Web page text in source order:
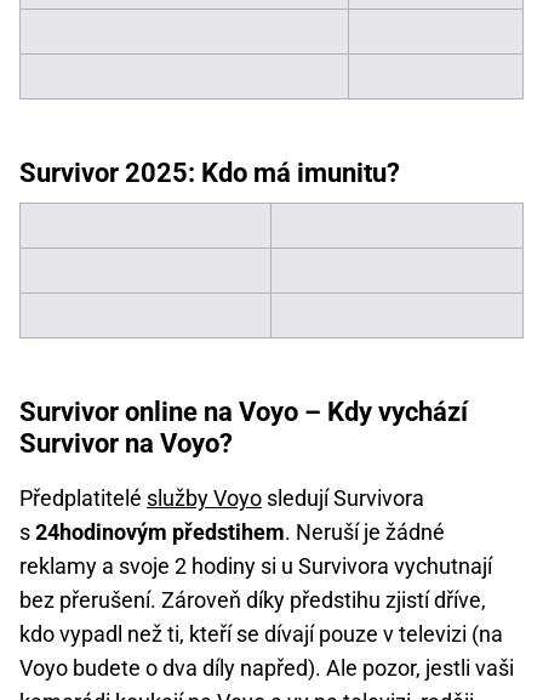
Survivor 2025: Kdo má imunitu?
Survivor online na Voyo – Kdy vychází
Survivor na Voyo?
Předplatitelé služby Voyo sledují Survivora
s24hodinovým předstihem. Neruší je žádné
reklamy a svoje 2 hodiny si u Survivora vychutnají
bez přerušení. Zároveň díky předstihu zjistí dříve,
kdo vypadl než ti, kteří se dívají pouze v televizi (na
Voyo budete o dva díly napřed). Ale pozor, jestli vaši